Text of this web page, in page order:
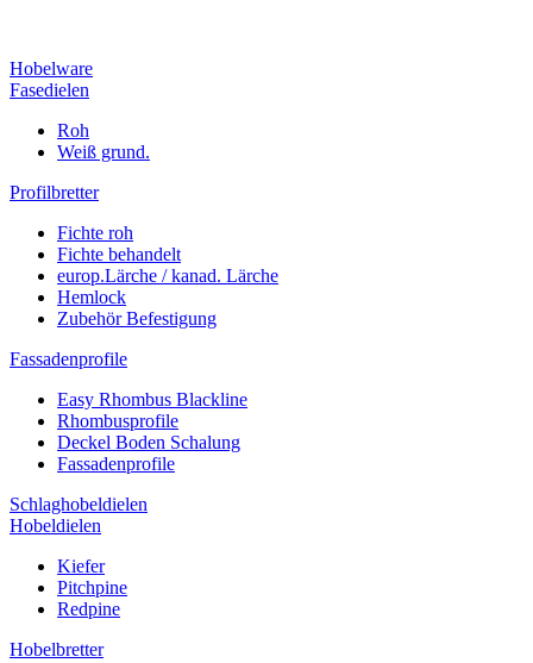
Hobelware
Fasedielen
Roh
Weiß grund.
Profilbretter
Fichte roh
Fichte behandelt
europ.Lärche / kanad. Lärche
Hemlock
Zubehör Befestigung
Fassadenprofile
Easy Rhombus Blackline
Rhombusprofile
Deckel Boden Schalung
Fassadenprofile
Schlaghobeldielen
Hobeldielen
Kiefer
Pitchpine
Redpine
Hobelbretter